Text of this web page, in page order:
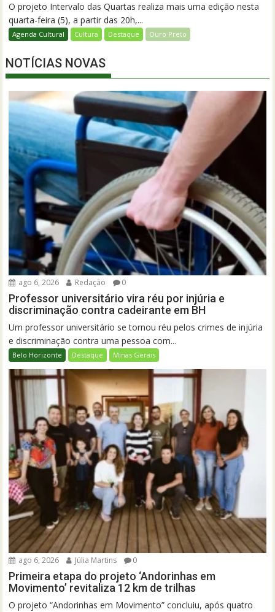
O projeto Intervalo das Quartas realiza mais uma edição nesta
quarta-feira (5), a partir das 20h,...
Agenda Cultural Cultura Destaque Ouro Preto
NOTÍCIAS NOVAS
ago 6, 2026 Redação 0
Professor universitário vira réu por injúria e
discriminação contra cadeirante em BH
Um professor universitário se tornou réu pelos crimes de injúria
e discriminação contra uma pessoa com...
Belo Horizonte Destaque Minas Gerais
ago 6, 2026 Júlia Martins 0
Primeira etapa do projeto ‘Andorinhas em
Movimento’ revitaliza 12 km de trilhas
O projeto “Andorinhas em Movimento” concluiu, após quatro